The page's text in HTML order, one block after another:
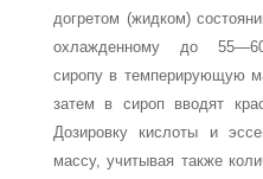
догретом (жидком)
охлажденному до
сиропу в темперирующую
затем в си­роп вводят
Дозировку кисло­ты и
массу, учитывая также